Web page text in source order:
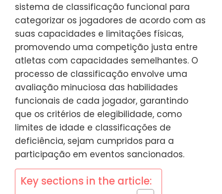
sistema de classificação funcional para
categorizar os jogadores de acordo com as
suas capacidades e limitações físicas,
promovendo uma competição justa entre
atletas com capacidades semelhantes. O
processo de classificação envolve uma
avaliação minuciosa das habilidades
funcionais de cada jogador, garantindo
que os critérios de elegibilidade, como
limites de idade e classificações de
deficiência, sejam cumpridos para a
participação em eventos sancionados.
Key sections in the article: